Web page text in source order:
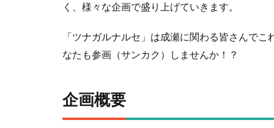
く、様々な企画で盛り上げていきます。
「ツナガルナルセ」は成瀬に関わる皆さんで
なたも参画（サンカク）しませんか！？
企画概要